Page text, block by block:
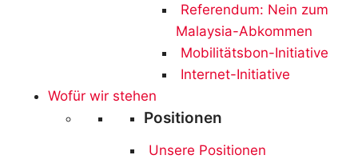
Referendum: Nein zum
Malaysia-Abkommen
Mobilitätsbon-Initiative
Internet-Initiative
Wofür wir stehen
Positionen
Unsere Positionen